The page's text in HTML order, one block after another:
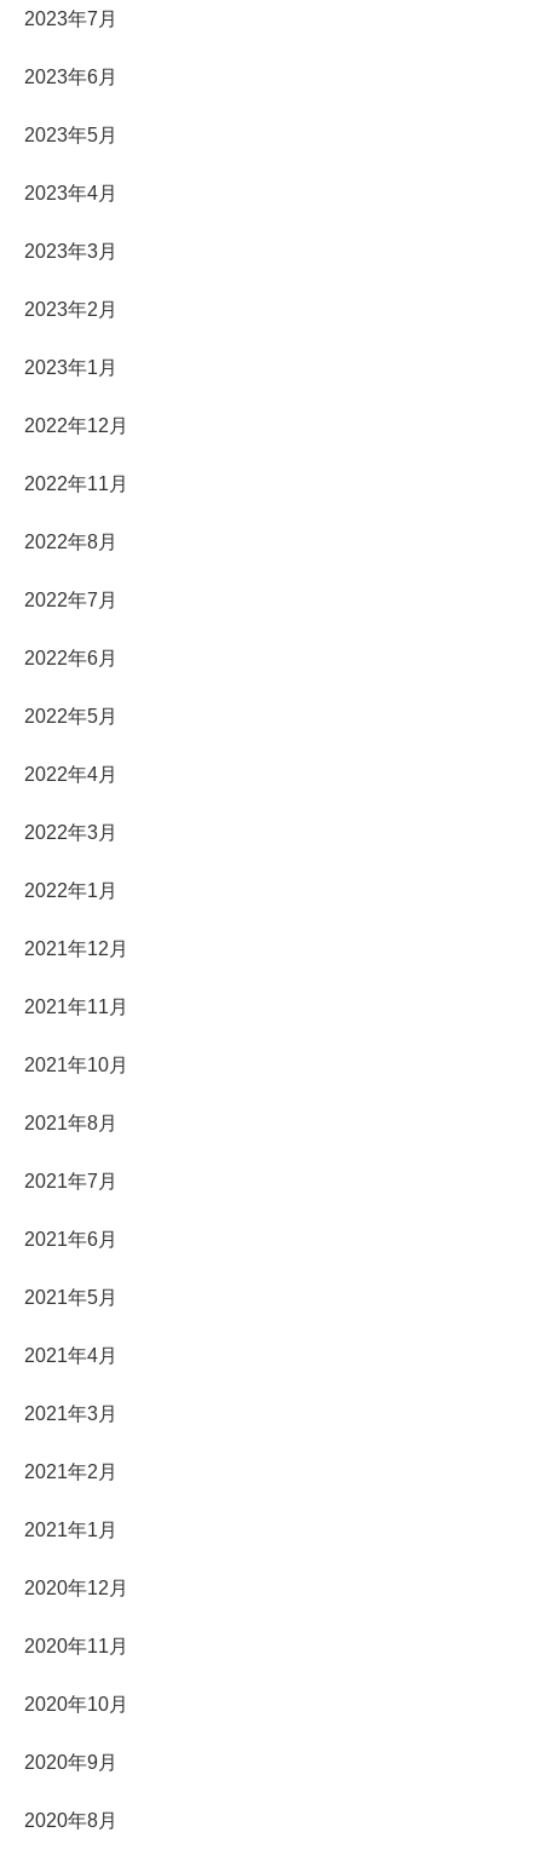
2023年7月
2023年6月
2023年5月
2023年4月
2023年3月
2023年2月
2023年1月
2022年12月
2022年11月
2022年8月
2022年7月
2022年6月
2022年5月
2022年4月
2022年3月
2022年1月
2021年12月
2021年11月
2021年10月
2021年8月
2021年7月
2021年6月
2021年5月
2021年4月
2021年3月
2021年2月
2021年1月
2020年12月
2020年11月
2020年10月
2020年9月
2020年8月